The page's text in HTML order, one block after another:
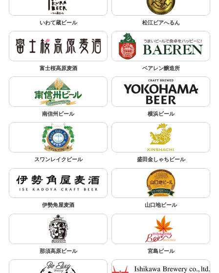
いわて蔵ビール 松江ビアへるん
富士桜高原麦酒 ベアレン醸造所
南信州ビール 横浜ビール
スワンレイクビール 盛田金しゃちビール
伊勢角屋麦酒 山口地ビール
那須高原ビール 宮島ビール